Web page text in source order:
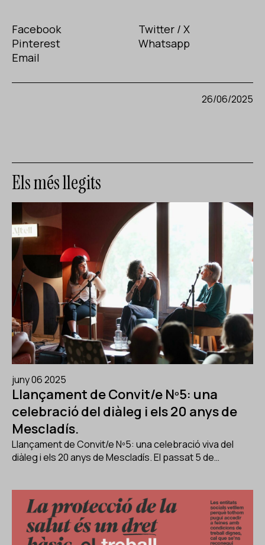
Facebook
Twitter / X
Pinterest
Whatsapp
Email
26/06/2025
Els més llegits
juny 06 2025
Llançament de Convit/e Nº5: una
celebració del diàleg i els 20 anys de
Mescladís.
Llançament de Convit/e Nº5: una celebració viva del
diàleg i els 20 anys de Mescladís. El passat 5 de…